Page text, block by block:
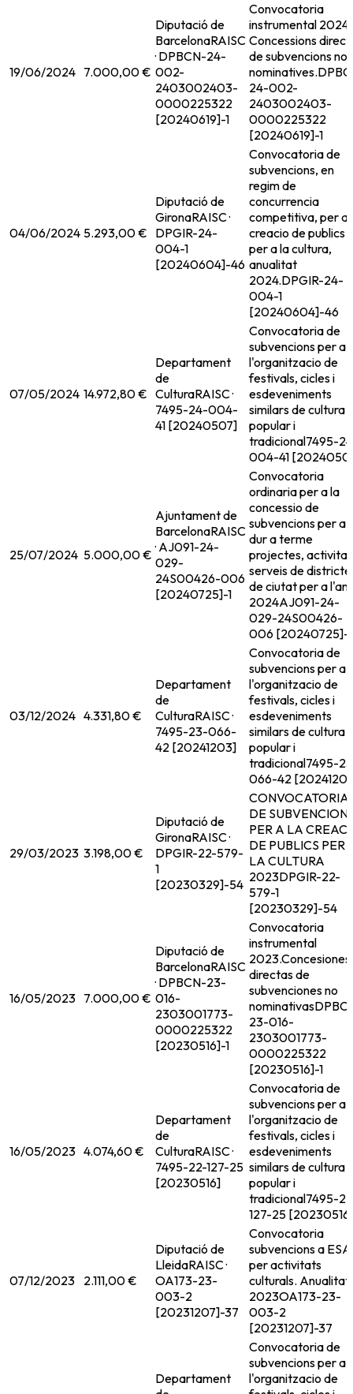
19/06/2024 7.000,00 €
Diputació de
BarcelonaRAISC
· DPBCN-24-
002-
2403002403-
0000225322
[20240619]-1
Convocatoria
instrumental 2024.
Concessions
de subvencions no
nominatives.
24-002-
2403002403-
0000225322
[20240619]-1
04/06/2024 5.293,00 €
Diputació de
GironaRAISC ·
DPGIR-24-
004-1
[20240604]-46
Convocatoria de
subvencions, en
regim de
concurrencia
competitiva, per a
creacio de publics
per a la cultura,
anualitat
2024.DPGIR-24-
004-1
[20240604]-46
07/05/2024 14.972,80 €
Departament
de
CulturaRAISC ·
7495-24-004-
41 [20240507]
Convocatoria de
subvencions per a
l'organitzacio de
festivals, cicles i
esdeveniments
similars de cultura
popular i
tradicional7495-
004-41
25/07/2024 5.000,00 €
Ajuntament de
BarcelonaRAISC
· AJ091-24-
029-
24S00426-006
[20240725]-1
Convocatoria
ordinaria per a la
concessio de
subvencions per a
dur a terme
projectes,
serveis de districte
de ciutat per a
2024AJ091-24-
029-24S00426-
006 [20240725]-1
03/12/2024 4.331,80 €
Departament
de
CulturaRAISC ·
7495-23-066-
42 [20241203]
Convocatoria de
subvencions per a
l'organitzacio de
festivals, cicles i
esdeveniments
similars de cultura
popular i
tradicional7495-
066-42
29/03/2023 3.198,00 €
Diputació de
GironaRAISC ·
DPGIR-22-579-
1
[20230329]-54
CONVOCATORIA
DE
PER A LA
DE PUBLICS PER
LA CULTURA
2023DPGIR-22-
579-1
[20230329]-54
16/05/2023 7.000,00 €
Diputació de
BarcelonaRAISC
· DPBCN-23-
016-
2303001773-
0000225322
[20230516]-1
Convocatoria
instrumental
2023.Concesiones
directas de
subvenciones no
nominativas
23-016-
2303001773-
0000225322
[20230516]-1
16/05/2023 4.074,60 €
Departament
de
CulturaRAISC ·
7495-22-127-25
[20230516]
Convocatoria de
subvencions per a
l'organitzacio de
festivals, cicles i
esdeveniments
similars de cultura
popular i
tradicional7495-
127-25 [20230516]
07/12/2023 2.111,00 €
Diputació de
LleidaRAISC ·
OA173-23-
003-2
[20231207]-37
Convocatoria
subvencions a
per activitats
culturals. Anualitat
2023OA173-23-
003-2
[20231207]-37
Departament
Convocatoria de
subvencions per a
l'organitzacio de